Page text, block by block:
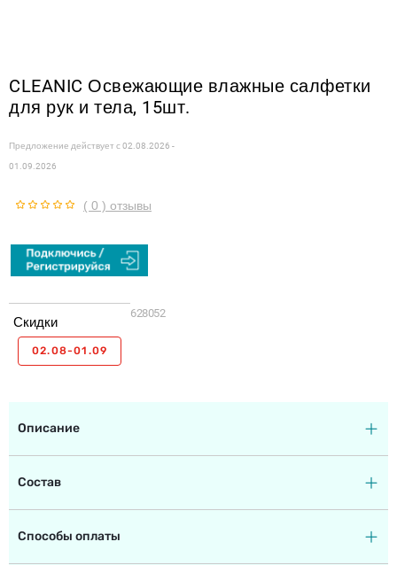
CLEANIC Освежающие влажные салфетки
для рук и тела, 15шт.
Предложение действует с02.08.2026 -
01.09.2026
( 0 ) отзывы
628052
Скидки
02.08-01.09
Описание
Состав
Способы оплаты